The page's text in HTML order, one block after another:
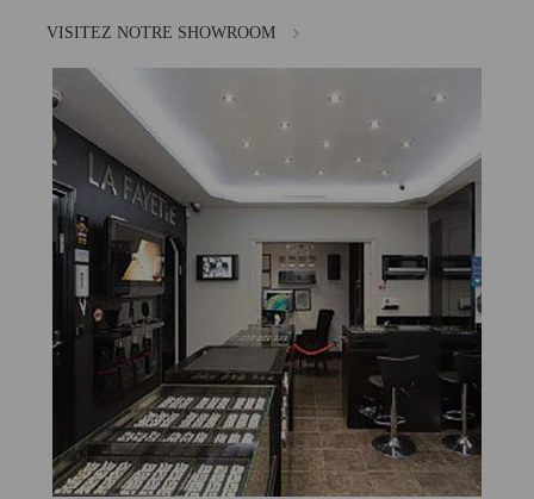
VISITEZ NOTRE SHOWROOM